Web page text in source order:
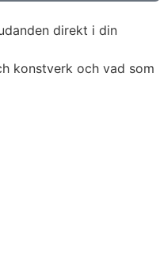
direkt i din
konstverk och vad som